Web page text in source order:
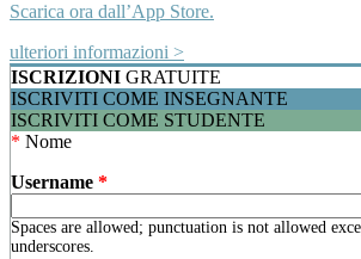
Scarica ora dall’App Store.
ulteriori informazioni >
ISCRIZIONI GRATUITE
ISCRIVITI COME INSEGNANTE
ISCRIVITI COME STUDENTE
* Nome
Username *
Spaces are allowed; punctuation is not allowed
underscores.